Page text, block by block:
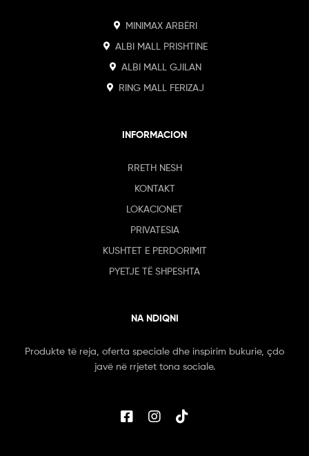
MINIMAX ARBËRI
ALBI MALL PRISHTINE
ALBI MALL GJILAN
RING MALL FERIZAJ
INFORMACION
RRETH NESH
KONTAKT
LOKACIONET
PRIVATESIA
KUSHTET E PERDORIMIT
PYETJE TË SHPESHTA
NA NDIQNI
Produkte të reja, oferta speciale dhe inspirim bukurie, çdo
javë në rrjetet tona sociale.